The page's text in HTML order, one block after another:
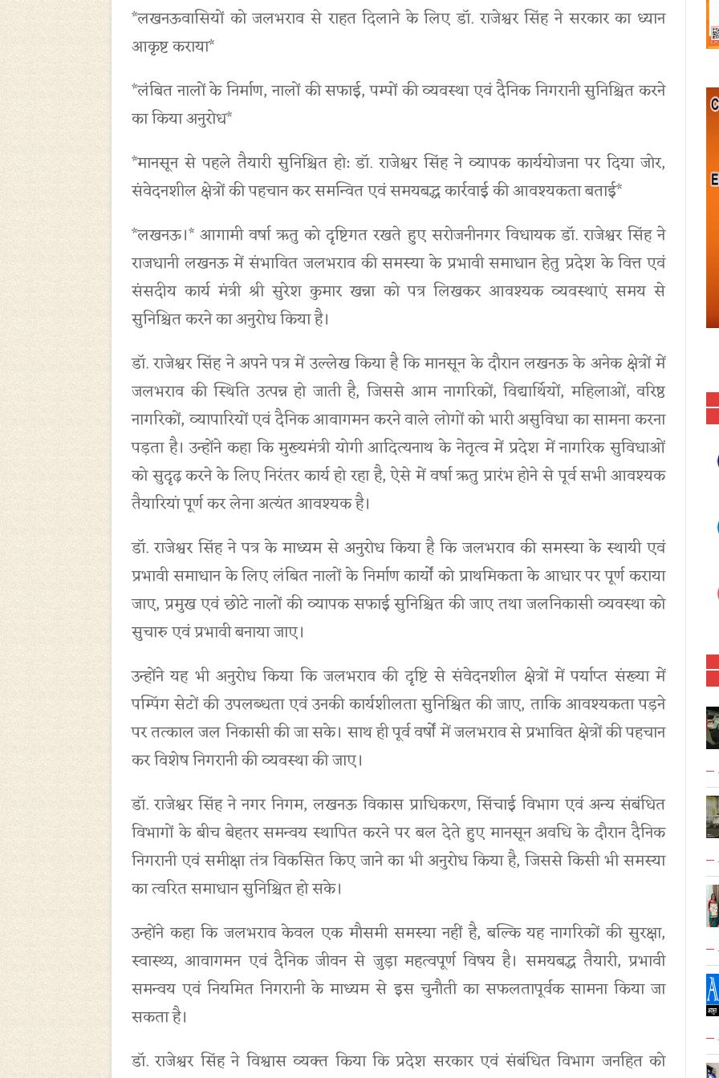
*लखनऊवासियों को जलभराव से राहत दिलाने के लिए डॉ. राजेश्वर सिंह ने सरकार का ध्यान
आकृष्ट कराया*
*लंबित नालों के निर्माण, नालों की सफाई, पम्पों की व्यवस्था एवं दैनिक निगरानी सुनिश्चित करने
का किया अनुरोध*
*मानसून से पहले तैयारी सुनिश्चित हो: डॉ. राजेश्वर सिंह ने व्यापक कार्ययोजना पर दिया जोर,
संवेदनशील क्षेत्रों की पहचान कर समन्वित एवं समयबद्ध कार्रवाई की आवश्यकता बताई*
*लखनऊ।* आगामी वर्षा ऋतु को दृष्टिगत रखते हुए सरोजनीनगर विधायक डॉ. राजेश्वर सिंह ने
राजधानी लखनऊ में संभावित जलभराव की समस्या के प्रभावी समाधान हेतु प्रदेश के वित्त एवं
संसदीय कार्य मंत्री श्री सुरेश कुमार खन्ना को पत्र लिखकर आवश्यक व्यवस्थाएं समय से
सुनिश्चित करने का अनुरोध किया है।
डॉ. राजेश्वर सिंह ने अपने पत्र में उल्लेख किया है कि मानसून के दौरान लखनऊ के अनेक क्षेत्रों में
जलभराव की स्थिति उत्पन्न हो जाती है, जिससे आम नागरिकों, विद्यार्थियों, महिलाओं, वरिष्ठ
नागरिकों, व्यापारियों एवं दैनिक आवागमन करने वाले लोगों को भारी असुविधा का सामना करना
पड़ता है। उन्होंने कहा कि मुख्यमंत्री योगी आदित्यनाथ के नेतृत्व में प्रदेश में नागरिक सुविधाओं
को सुदृढ़ करने के लिए निरंतर कार्य हो रहा है, ऐसे में वर्षा ऋतु प्रारंभ होने से पूर्व सभी आवश्यक
तैयारियां पूर्ण कर लेना अत्यंत आवश्यक है।
डॉ. राजेश्वर सिंह ने पत्र के माध्यम से अनुरोध किया है कि जलभराव की समस्या के स्थायी एवं
प्रभावी समाधान के लिए लंबित नालों के निर्माण कार्यों को प्राथमिकता के आधार पर पूर्ण कराया
जाए, प्रमुख एवं छोटे नालों की व्यापक सफाई सुनिश्चित की जाए तथा जलनिकासी व्यवस्था को
सुचारु एवं प्रभावी बनाया जाए।
उन्होंने यह भी अनुरोध किया कि जलभराव की दृष्टि से संवेदनशील क्षेत्रों में पर्याप्त संख्या में
पम्पिंग सेटों की उपलब्धता एवं उनकी कार्यशीलता सुनिश्चित की जाए, ताकि आवश्यकता पड़ने
पर तत्काल जल निकासी की जा सके। साथ ही पूर्व वर्षों में जलभराव से प्रभावित क्षेत्रों की पहचान
कर विशेष निगरानी की व्यवस्था की जाए।
डॉ. राजेश्वर सिंह ने नगर निगम, लखनऊ विकास प्राधिकरण, सिंचाई विभाग एवं अन्य संबंधित
विभागों के बीच बेहतर समन्वय स्थापित करने पर बल देते हुए मानसून अवधि के दौरान दैनिक
निगरानी एवं समीक्षा तंत्र विकसित किए जाने का भी अनुरोध किया है, जिससे किसी भी समस्या
का त्वरित समाधान सुनिश्चित हो सके।
उन्होंने कहा कि जलभराव केवल एक मौसमी समस्या नहीं है, बल्कि यह नागरिकों की सुरक्षा,
स्वास्थ्य, आवागमन एवं दैनिक जीवन से जुड़ा महत्वपूर्ण विषय है। समयबद्ध तैयारी, प्रभावी
समन्वय एवं नियमित निगरानी के माध्यम से इस चुनौती का सफलतापूर्वक सामना किया जा
सकता है।
डॉ. राजेश्वर सिंह ने विश्वास व्यक्त किया कि प्रदेश सरकार एवं संबंधित विभाग जनहित को